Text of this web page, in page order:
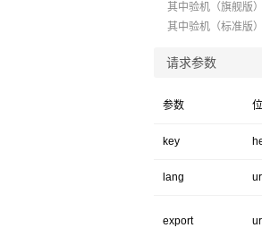
其中验机（旗舰版
其中验机（标准版
请求参数
参数
key
lang url
export url